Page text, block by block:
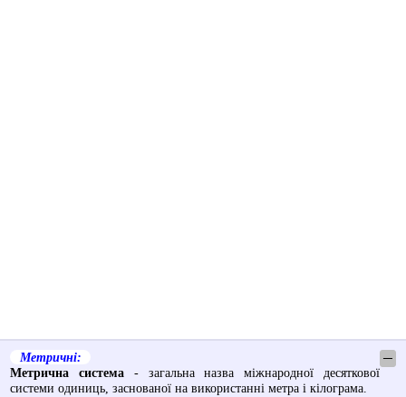
Метричні:
─
Метрична система - загальна назва міжнародної десяткової
системи одиниць, заснованої на використанні метра і кілограма.